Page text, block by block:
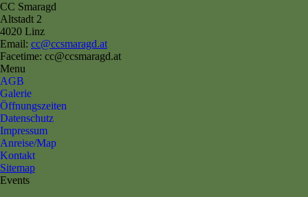
CC Smaragd
Altstadt 2
4020 Linz
Email: cc@ccsmaragd.at
Facetime: cc@ccsmaragd.at
Menu
AGB
Galerie
Öffnungszeiten
Datenschutz
Impressum
Anreise/Map
Kontakt
Sitemap
Events